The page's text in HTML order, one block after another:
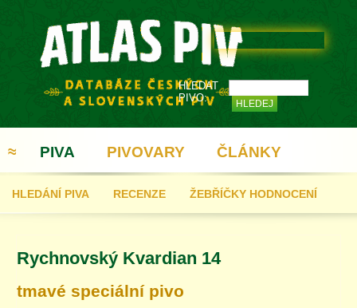
HLEDAT
PIVO:
≈ PIVA
HLEDÁNÍ PIVA RECENZE ŽEBŘÍČKY HODNOCENÍ
PIVOVARY ČLÁNKY
REGISTRACE
Rychnovský Kvardian 14
tmavé speciální pivo